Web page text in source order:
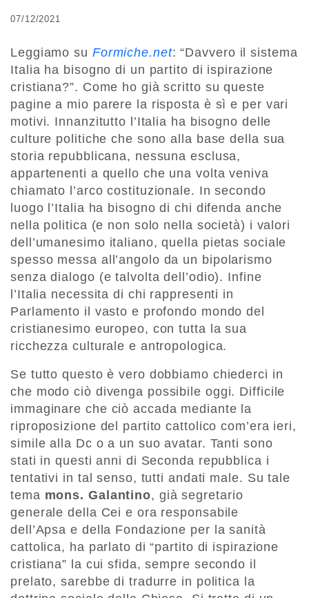
07/12/2021
Leggiamo su Formiche.net: “Davvero il sistema
Italia ha bisogno di un partito di ispirazione
cristiana?”. Come ho già scritto su queste
pagine a mio parere la risposta è sì e per vari
motivi. Innanzitutto l’Italia ha bisogno delle
culture politiche che sono alla base della sua
storia repubblicana, nessuna esclusa,
appartenenti a quello che una volta veniva
chiamato l’arco costituzionale. In secondo
luogo l’Italia ha bisogno di chi difenda anche
nella politica (e non solo nella società) i valori
dell’umanesimo italiano, quella pietas sociale
spesso messa all’angolo da un bipolarismo
senza dialogo (e talvolta dell’odio). Infine
l’Italia necessita di chi rappresenti in
Parlamento il vasto e profondo mondo del
cristianesimo europeo, con tutta la sua
ricchezza culturale e antropologica.
Se tutto questo è vero dobbiamo chiederci in
che modo ciò divenga possibile oggi. Difficile
immaginare che ciò accada mediante la
riproposizione del partito cattolico com’era ieri,
simile alla Dc o a un suo avatar. Tanti sono
stati in questi anni di Seconda repubblica i
tentativi in tal senso, tutti andati male. Su tale
tema mons. Galantino, già segretario
generale della Cei e ora responsabile
dell’Apsa e della Fondazione per la sanità
cattolica, ha parlato di “partito di ispirazione
cristiana” la cui sfida, sempre secondo il
prelato, sarebbe di tradurre in politica la